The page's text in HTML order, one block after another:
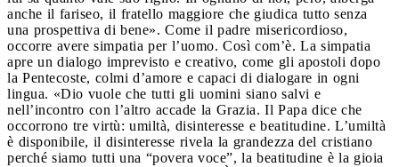
anche il fariseo, il fratello maggiore che giudica tutto senza
una prospettiva di bene». Come il padre misericordioso,
occorre avere simpatia per l’uomo. Così com’è. La simpatia
apre un dialogo imprevisto e creativo, come gli apostoli dopo
la Pentecoste, colmi d’amore e capaci di dialogare in ogni
lingua. «Dio vuole che tutti gli uomini siano salvi e
nell’incontro con l’altro accade la Grazia. Il Papa dice che
occorrono tre virtù: umiltà, disinteresse e beatitudine. L’umiltà
è disponibile, il disinteresse rivela la grandezza del cristiano
perché siamo tutti una “povera voce”, la beatitudine è la gioia